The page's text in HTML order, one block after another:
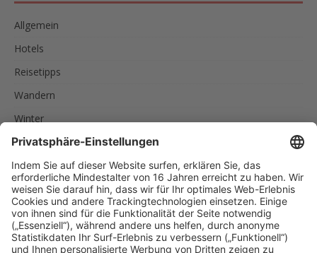
Allgemein
Hotels
Reisetipps
Wandern
Winter
SCHLAGWÖRTER
AKTIVURLAUB FAMILIEN FEINSCHMECKER ITALIEN
RADREISEN RADTOUREN RAD UND SCHIFF
SPORTLER SÜDTIROL URLAUB IN SÜDTIROL